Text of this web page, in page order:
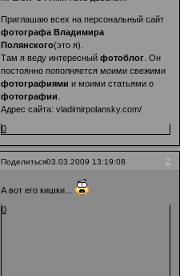
Приглашаю всех на персональный сайт
фотографа Владимира
Полянского(это я).
Там я веду интересныйфотоблог . Он
постоянно пополняется моими свежими
фотографиямии моими статьями о
фотографии
Адрес сайта:vladimirpolansky.com/
0
Поделиться 2
03.03.2009 13:19:08
А вот его кишки...
0